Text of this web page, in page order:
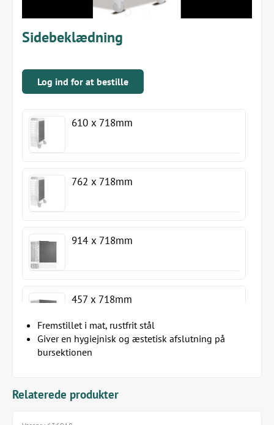
Sidebeklædning
Log ind for at bestille
610 x 718mm
762 x 718mm
914 x 718mm
457 x 718mm
Fremstillet i mat, rustfrit stål
Giver en hygiejnisk og æstetisk afslutning på
bursektionen
Relaterede produkter